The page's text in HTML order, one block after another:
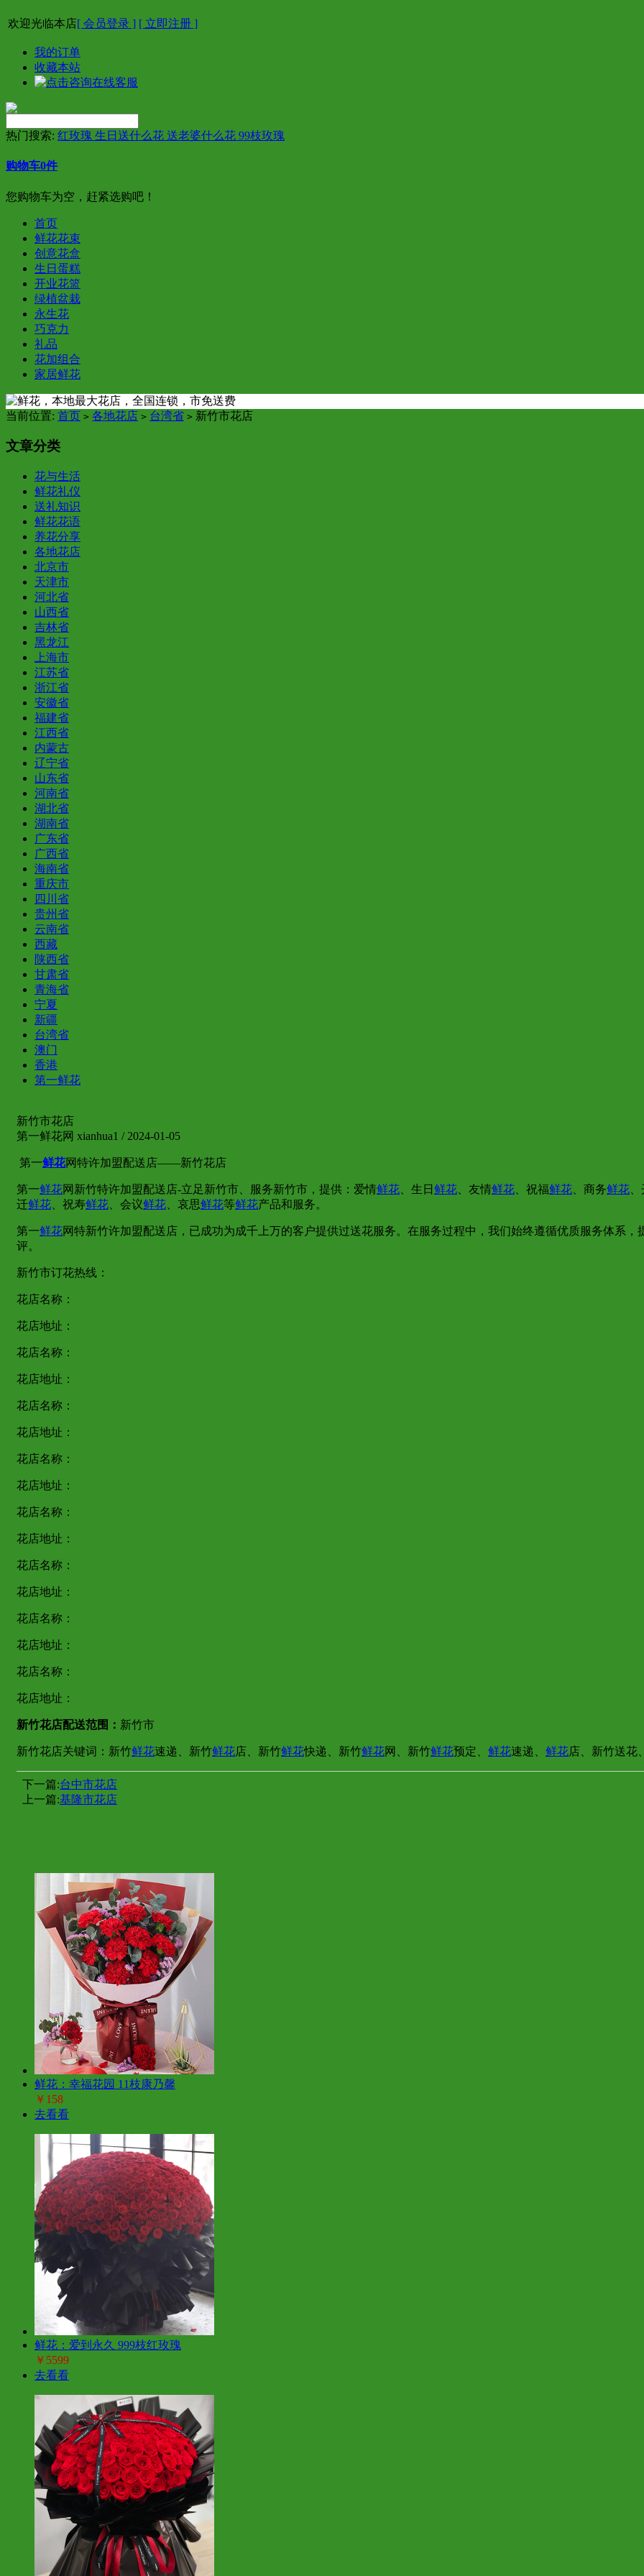
欢迎光临本店[ 会员登录 ] [ 立即注册 ]
我的订单
收藏本站
热门搜索: 红玫瑰 生日送什么花 送老婆什么花 99枝玫瑰
购物车0件
您购物车为空，赶紧选购吧！
首页
鲜花花束
创意花盒
生日蛋糕
开业花篮
绿植盆栽
永生花
巧克力
礼品
花加组合
家居鲜花
当前位置: 首页 > 各地花店 > 台湾省 > 新竹市花店
文章分类
花与生活
鲜花礼仪
送礼知识
鲜花花语
养花分享
各地花店
北京市
天津市
河北省
山西省
吉林省
黑龙江
上海市
江苏省
浙江省
安徽省
福建省
江西省
内蒙古
辽宁省
山东省
河南省
湖北省
湖南省
广东省
广西省
海南省
重庆市
四川省
贵州省
云南省
西藏
陕西省
甘肃省
青海省
宁夏
新疆
台湾省
澳门
香港
第一鲜花
新竹市花店
第一鲜花网 xianhua1 / 2024-01-05
第一鲜花网特许加盟配送店——新竹花店
第一鲜花网新竹特许加盟配送店-立足新竹市、服务新竹市，提供：爱情鲜花 、生日 鲜花 、友情鲜花 、祝福鲜花 、商务鲜花
迁鲜花 、祝寿鲜花 、会议鲜花 、哀思鲜花等鲜花产品和服务。
第一鲜花网特新竹许加盟配送店，已成功为成千上万的客户提供过送花服务。在服务过程中，我们始终遵循优质服务体系
评。
新竹市订花热线：
花店名称：
花店地址：
花店名称：
花店地址：
花店名称：
花店地址：
花店名称：
花店地址：
花店名称：
花店地址：
花店名称：
花店地址：
花店名称：
花店地址：
花店名称：
花店地址：
新竹花店配送范围： 新竹市
新竹花店关键词：新竹鲜花速递、新竹鲜花店、新竹鲜花快递、新竹鲜花网、新竹鲜花预定、 鲜花速递、 鲜花店、新竹送花
下一篇:台中市花店
上一篇:基隆市花店
鲜花：幸福花园 11枝康乃馨
￥158
去看看
鲜花：爱到永久 999枝红玫瑰
￥5599
去看看